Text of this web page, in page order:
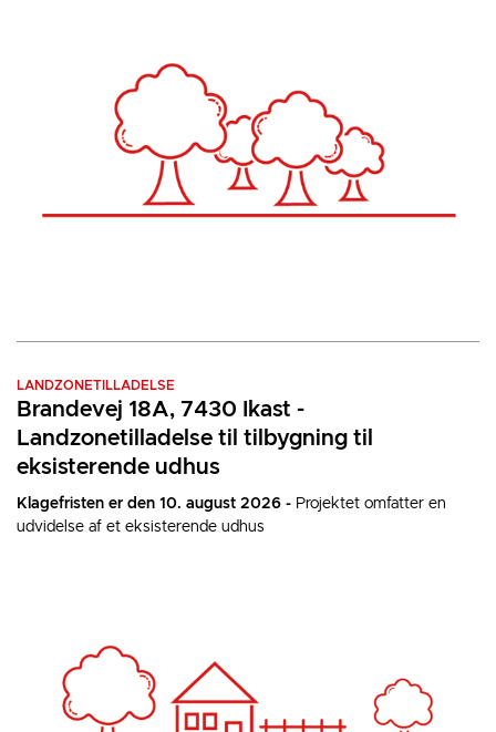
LANDZONETILLADELSE
Brandevej 18A, 7430 Ikast -
Landzonetilladelse til tilbygning til
eksisterende udhus
Klagefristen er den 10. august 2026 - Projektet omfatter en
udvidelse af et eksisterende udhus